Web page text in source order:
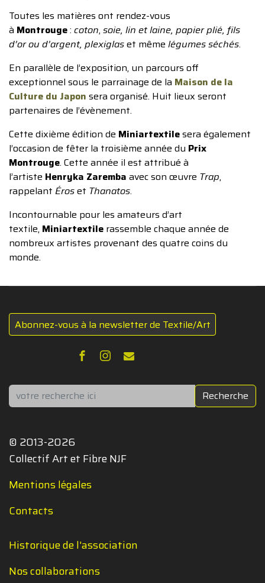
Toutes les matières ont rendez-vous
à Montrouge: coton, soie, lin et laine, papier plié, fils
d’or ou d’argent, plexiglaset même légumes séchés.
En parallèle de l’exposition, un parcours off
exceptionnel sous le parrainage de la Maison de la
Culture du Japon sera organisé. Huit lieux seront
partenaires de l’évènement.
Cette dixième édition de Miniartextilesera également
l’occasion de fêter la troisième année du Prix
Montrouge. Cette année il est attribué à
l’artiste Henryka Zaremba avec son œuvre Trap,
rappelant Éroset Thanatos.
Incontournable pour les amateurs d’art
textile, Miniartextile rassemble chaque année de
nombreux artistes provenant des quatre coins du
monde.
Abonnez-vous à la newsletter de Textile/Art
Rechercher Recherche
© 2013-2026
Collectif Art et Fibre NJF
Mentions légales
Contacts
Historique de l'association
Nos collaborations